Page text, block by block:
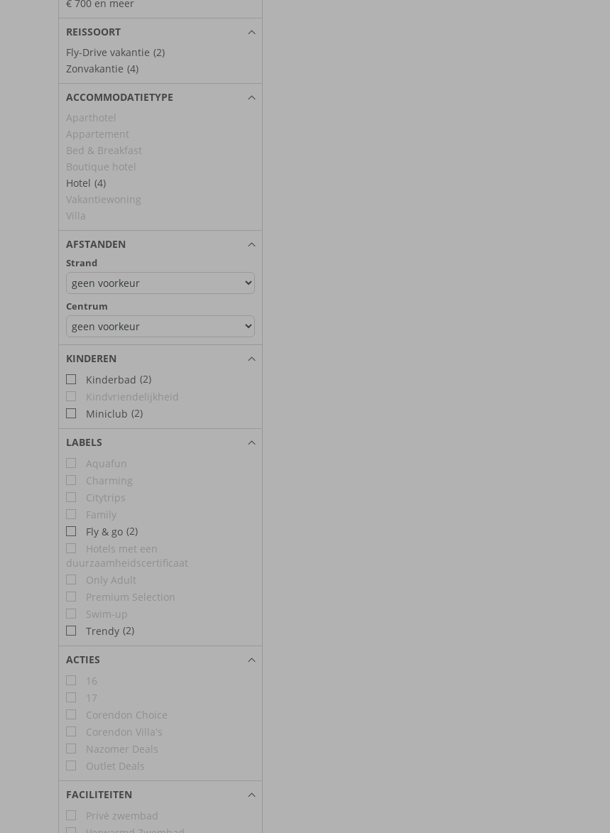
€ 700 en meer
REISSOORT
Fly-Drive vakantie (2)
Zonvakantie (4)
ACCOMMODATIETYPE
Aparthotel
Appartement
Bed & Breakfast
Boutique hotel
Hotel (4)
Vakantiewoning
Villa
AFSTANDEN
Strand
Centrum
KINDEREN
Kinderbad (2)
Kindvriendelijkheid
Miniclub (2)
LABELS
Aquafun
Charming
Citytrips
Family
Fly & go (2)
Hotels met een
duurzaamheidscertificaat
Only Adult
Premium Selection
Swim-up
Trendy (2)
ACTIES
16
17
Corendon Choice
Corendon Villa's
Nazomer Deals
Outlet Deals
FACILITEITEN
Privé zwembad